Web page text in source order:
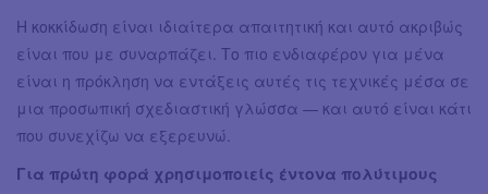
Η κοκκίδωση είναι ιδιαίτερα απαιτητική και αυτό ακριβώς
είναι που με συναρπάζει. Το πιο ενδιαφέρον για μένα
είναι η πρόκληση να εντάξεις αυτές τις τεχνικές μέσα σε
μια προσωπική σχεδιαστική γλώσσα — και αυτό είναι κάτι
που συνεχίζω να εξερευνώ.
Για πρώτη φορά χρησιμοποιείς έντονα πολύτιμους